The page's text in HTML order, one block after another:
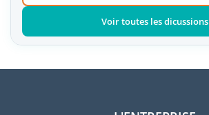
Voir toutes les dicussions